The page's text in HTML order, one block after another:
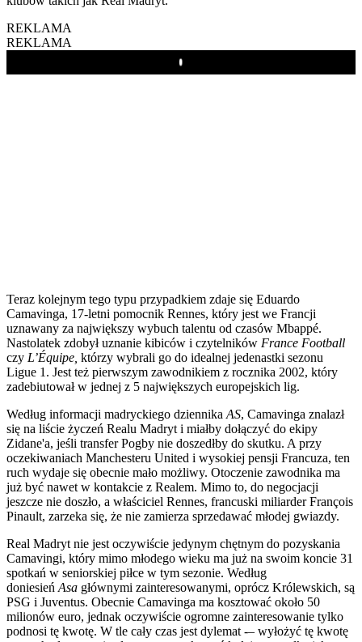
REKLAMA
REKLAMA
Play
Teraz kolejnym tego typu przypadkiem zdaje się Eduardo
Camavinga, 17-letni pomocnik Rennes, który jest we Francji
uznawany za największy wybuch talentu od czasów Mbappé.
Nastolatek zdobył uznanie kibiców i czytelników France Football
czy L’Équipe, którzy wybrali go do idealnej jedenastki sezonu
Ligue 1. Jest też pierwszym zawodnikiem z rocznika 2002, który
zadebiutował w jednej z 5 największych europejskich lig.
Według informacji madryckiego dziennika AS, Camavinga znalazł
się na liście życzeń Realu Madryt i miałby dołączyć do ekipy
Zidane'a, jeśli transfer Pogby nie doszedłby do skutku. A przy
oczekiwaniach Manchesteru United i wysokiej pensji Francuza, ten
ruch wydaje się obecnie mało możliwy. Otoczenie zawodnika ma
już być nawet w kontakcie z Realem. Mimo to, do negocjacji
jeszcze nie doszło, a właściciel Rennes, francuski miliarder François
Pinault, zarzeka się, że nie zamierza sprzedawać młodej gwiazdy.
Real Madryt nie jest oczywiście jedynym chętnym do pozyskania
Camavingi, który mimo młodego wieku ma już na swoim koncie 31
spotkań w seniorskiej piłce w tym sezonie. Według
doniesień Asa głównymi zainteresowanymi, oprócz Królewskich, są
PSG i Juventus. Obecnie Camavinga ma kosztować około 50
milionów euro, jednak oczywiście ogromne zainteresowanie tylko
podnosi tę kwotę. W tle cały czas jest dylemat -– wyłożyć tę kwotę